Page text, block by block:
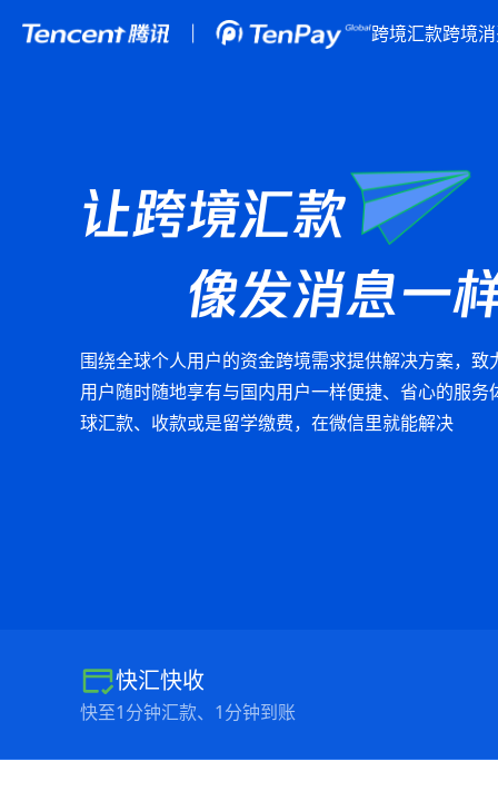
跨境汇款跨境
让跨境汇款
像发消息一
围绕全球个人用户的资金跨境需求提供解决方案，致
用户随时随地享有与国内用户一样便捷、省心的服务
球汇款、收款或是留学缴费，在微信里就能解决
快汇快收
快至1分钟汇款、1分钟到账